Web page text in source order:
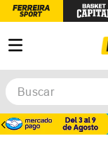
Buscar
TÉRMINOS MÁS